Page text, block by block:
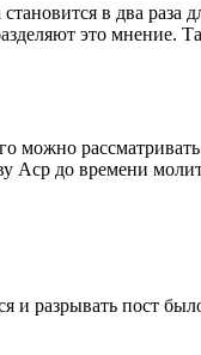
в два
это мнение.
можно
Аср до времени
и разрывать пост